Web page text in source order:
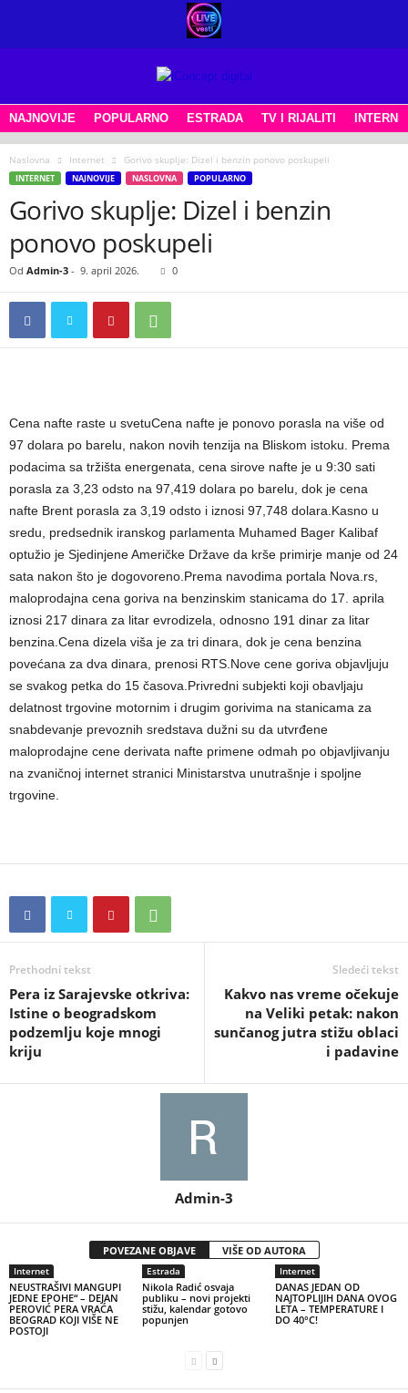
NAJNOVIJE POPULARNO ESTRADA TV I RIJALITI
Naslovna Internet Gorivo skuplje: Dizel i benzin ponovo poskupeli
INTERNET NAJNOVIJE NASLOVNA POPULARNO
Gorivo skuplje: Dizel i benzin
ponovo poskupeli
Od Admin-3 - 9. april 2026. 0
Cena nafte raste u svetuCena nafte je ponovo porasla na više od
97 dolara po barelu, nakon novih tenzija na Bliskom istoku. Prema
podacima sa tržišta energenata, cena sirove nafte je u 9:30 sati
porasla za 3,23 odsto na 97,419 dolara po barelu, dok je cena
nafte Brent porasla za 3,19 odsto i iznosi 97,748 dolara.Kasno u
sredu, predsednik iranskog parlamenta Muhamed Bager Kalibaf
optužio je Sjedinjene Američke Države da krše primirje manje od 24
sata nakon što je dogovoreno.Prema navodima portala Nova.rs,
maloprodajna cena goriva na benzinskim stanicama do 17. aprila
iznosi 217 dinara za litar evrodizela, odnosno 191 dinar za litar
benzina.Cena dizela viša je za tri dinara, dok je cena benzina
povećana za dva dinara, prenosi RTS.Nove cene goriva objavljuju
se svakog petka do 15 časova.Privredni subjekti koji obavljaju
delatnost trgovine motornim i drugim gorivima na stanicama za
snabdevanje prevoznih sredstava dužni su da utvrđene
maloprodajne cene derivata nafte primene odmah po objavljivanju
na zvaničnoj internet stranici Ministarstva unutrašnje i spoljne
trgovine.
Prethodni tekst
Pera iz Sarajevske otkriva:
Istine o beogradskom
podzemlju koje mnogi
kriju
Sledeći tekst
Kakvo nas vreme očekuje
na Veliki petak: nakon
sunčanog jutra stižu oblaci
i padavine
Admin-3
POVEZANE OBJAVE VIŠE OD AUTORA
Internet
NEUSTRAŠIVI MANGUPI
JEDNE EPOHE“ – DEJAN
PEROVIĆ PERA VRAĆA
BEOGRAD KOJI VIŠE NE
POSTOJI
Estrada
Nikola Radić osvaja
publiku – novi projekti
stižu, kalendar gotovo
popunjen
Internet
DANAS JEDAN OD
NAJTOPLIJIH DANA OVOG
LETA – TEMPERATURE I
DO 40°C!